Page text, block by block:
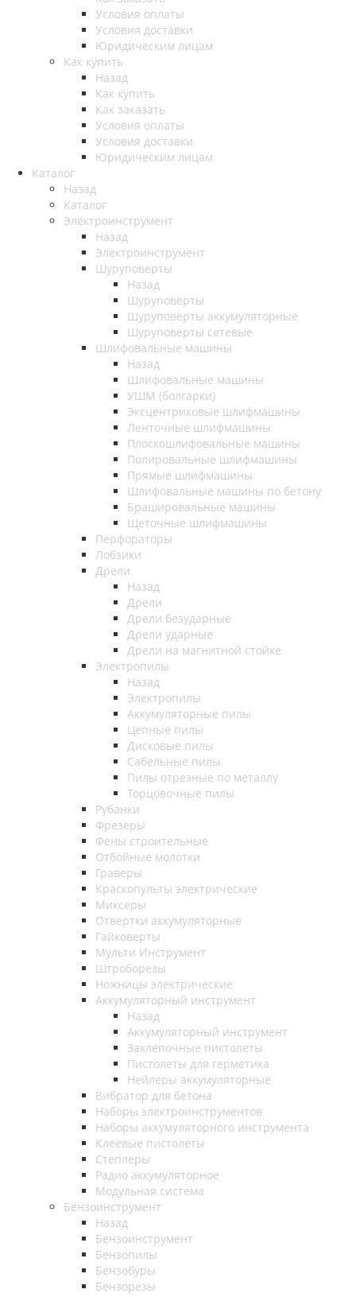
Условия оплаты
Условия доставки
Юридическим лицам
Как купить
Назад
Как купить
Как заказать
Условия оплаты
Условия доставки
Юридическим лицам
Каталог
Назад
Каталог
Электроинструмент
Назад
Электроинструмент
Шуруповерты
Назад
Шуруповерты
Шуруповерты аккумуляторные
Шуруповерты сетевые
Шлифовальные машины
Назад
Шлифовальные машины
УШМ (болгарки)
Эксцентриковые шлифмашины
Ленточные шлифмашины
Плоскошлифовальные машины
Полировальные шлифмашины
Прямые шлифмашины
Шлифовальные машины по бетону
Брашировальные машины
Щеточные шлифмашины
Перфораторы
Лобзики
Дрели
Назад
Дрели
Дрели безударные
Дрели ударные
Дрели на магнитной стойке
Электропилы
Назад
Электропилы
Аккумуляторные пилы
Цепные пилы
Дисковые пилы
Сабельные пилы
Пилы отрезные по металлу
Торцовочные пилы
Рубанки
Фрезеры
Фены строительные
Отбойные молотки
Граверы
Краскопульты электрические
Миксеры
Отвертки аккумуляторные
Гайковерты
Мульти Инструмент
Штроборезы
Ножницы электрические
Аккумуляторный инструмент
Назад
Аккумуляторный инструмент
Заклепочные пистолеты
Пистолеты для герметика
Нейлеры аккумуляторные
Вибратор для бетона
Наборы электроинструментов
Наборы аккумуляторного инструмента
Клеевые пистолеты
Степлеры
Радио аккумуляторное
Модульная система
Бензоинструмент
Назад
Бензоинструмент
Бензопилы
Бензобуры
Бензорезы